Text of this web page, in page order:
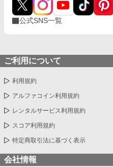
公式SNS一覧
ご利用について
利用規約
アルファコイン利用規約
レンタルサービス利用規約
スコア利用規約
特定商取引法に基づく表示
会社情報